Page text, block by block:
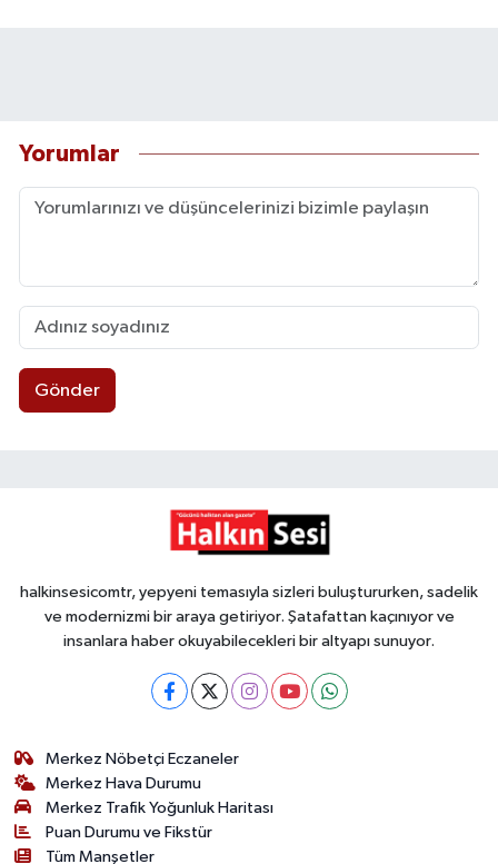
Yorumlar
Gönder
halkinsesicomtr, yepyeni temasıyla sizleri buluştururken, sadelik
ve modernizmi bir araya getiriyor. Şatafattan kaçınıyor ve
insanlara haber okuyabilecekleri bir altyapı sunuyor.
Merkez Nöbetçi Eczaneler
Merkez Hava Durumu
Merkez Trafik Yoğunluk Haritası
Puan Durumu ve Fikstür
Tüm Manşetler